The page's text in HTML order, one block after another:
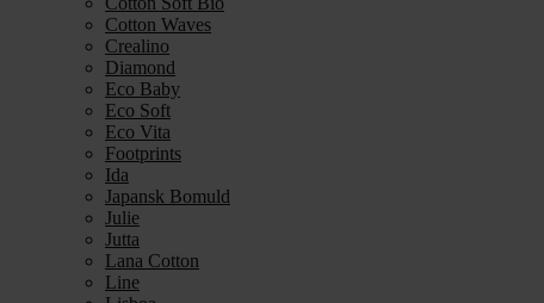
Cotton Waves
Crealino
Diamond
Eco Baby
Eco Soft
Eco Vita
Footprints
Ida
Japansk Bomuld
Julie
Jutta
Lana Cotton
Line